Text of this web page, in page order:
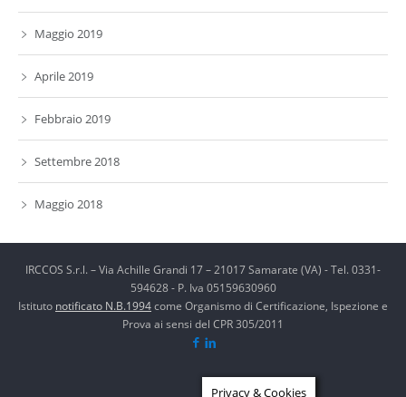
Maggio 2019
Aprile 2019
Febbraio 2019
Settembre 2018
Maggio 2018
IRCCOS S.r.l. – Via Achille Grandi 17 – 21017 Samarate (VA) - Tel. 0331-
594628 - P. Iva 05159630960
Istituto notificato N.B.1994come Organismo di Certificazione, Ispezione e
Prova ai sensi del CPR 305/2011
Privacy & Cookies